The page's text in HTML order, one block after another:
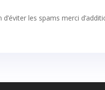
d’éviter les spams merci